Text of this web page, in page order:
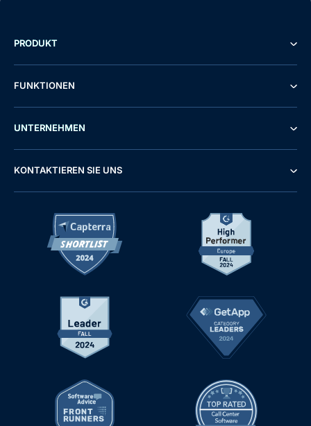
PRODUKT
FUNKTIONEN
UNTERNEHMEN
KONTAKTIEREN SIE UNS